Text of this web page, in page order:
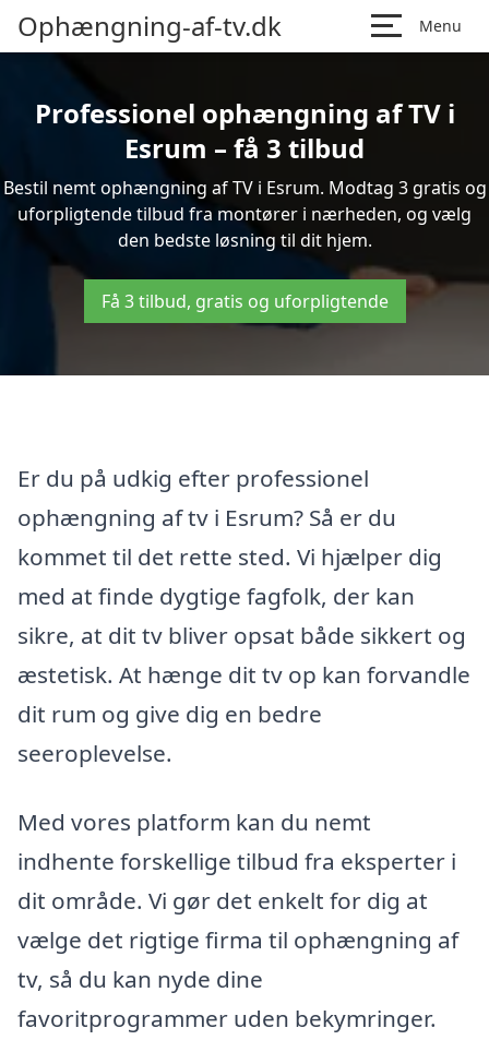
Ophængning-af-tv.dk Menu
Professionel ophængning af TV i
Esrum – få 3 tilbud
Bestil nemt ophængning af TV i Esrum. Modtag 3 gratis og
uforpligtende tilbud fra montører i nærheden, og vælg
den bedste løsning til dit hjem.
Få 3 tilbud, gratis og uforpligtende
Er du på udkig efter professionel
ophængning af tv i Esrum? Så er du
kommet til det rette sted. Vi hjælper dig
med at finde dygtige fagfolk, der kan
sikre, at dit tv bliver opsat både sikkert og
æstetisk. At hænge dit tv op kan forvandle
dit rum og give dig en bedre
seeroplevelse.
Med vores platform kan du nemt
indhente forskellige tilbud fra eksperter i
dit område. Vi gør det enkelt for dig at
vælge det rigtige firma til ophængning af
tv, så du kan nyde dine
favoritprogrammer uden bekymringer.